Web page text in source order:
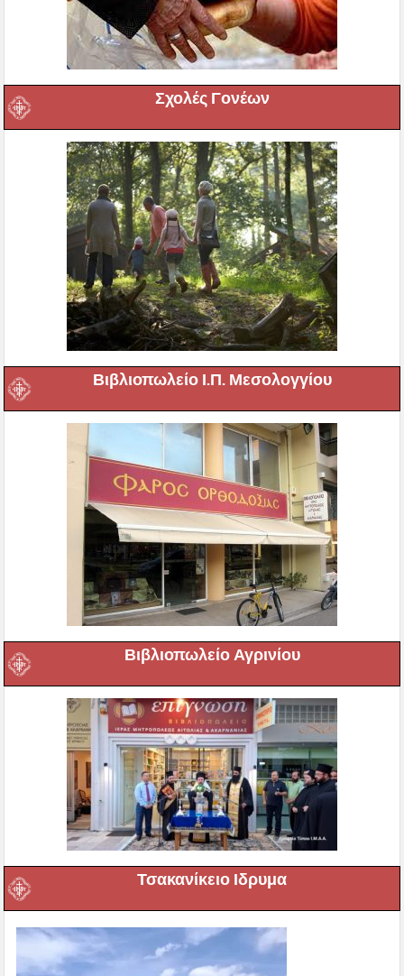
Σχολές Γονέων
Βιβλιοπωλείο Ι.Π. Μεσολογγίου
Βιβλιοπωλείο Αγρινίου
Τσακανίκειο Ιδρυμα